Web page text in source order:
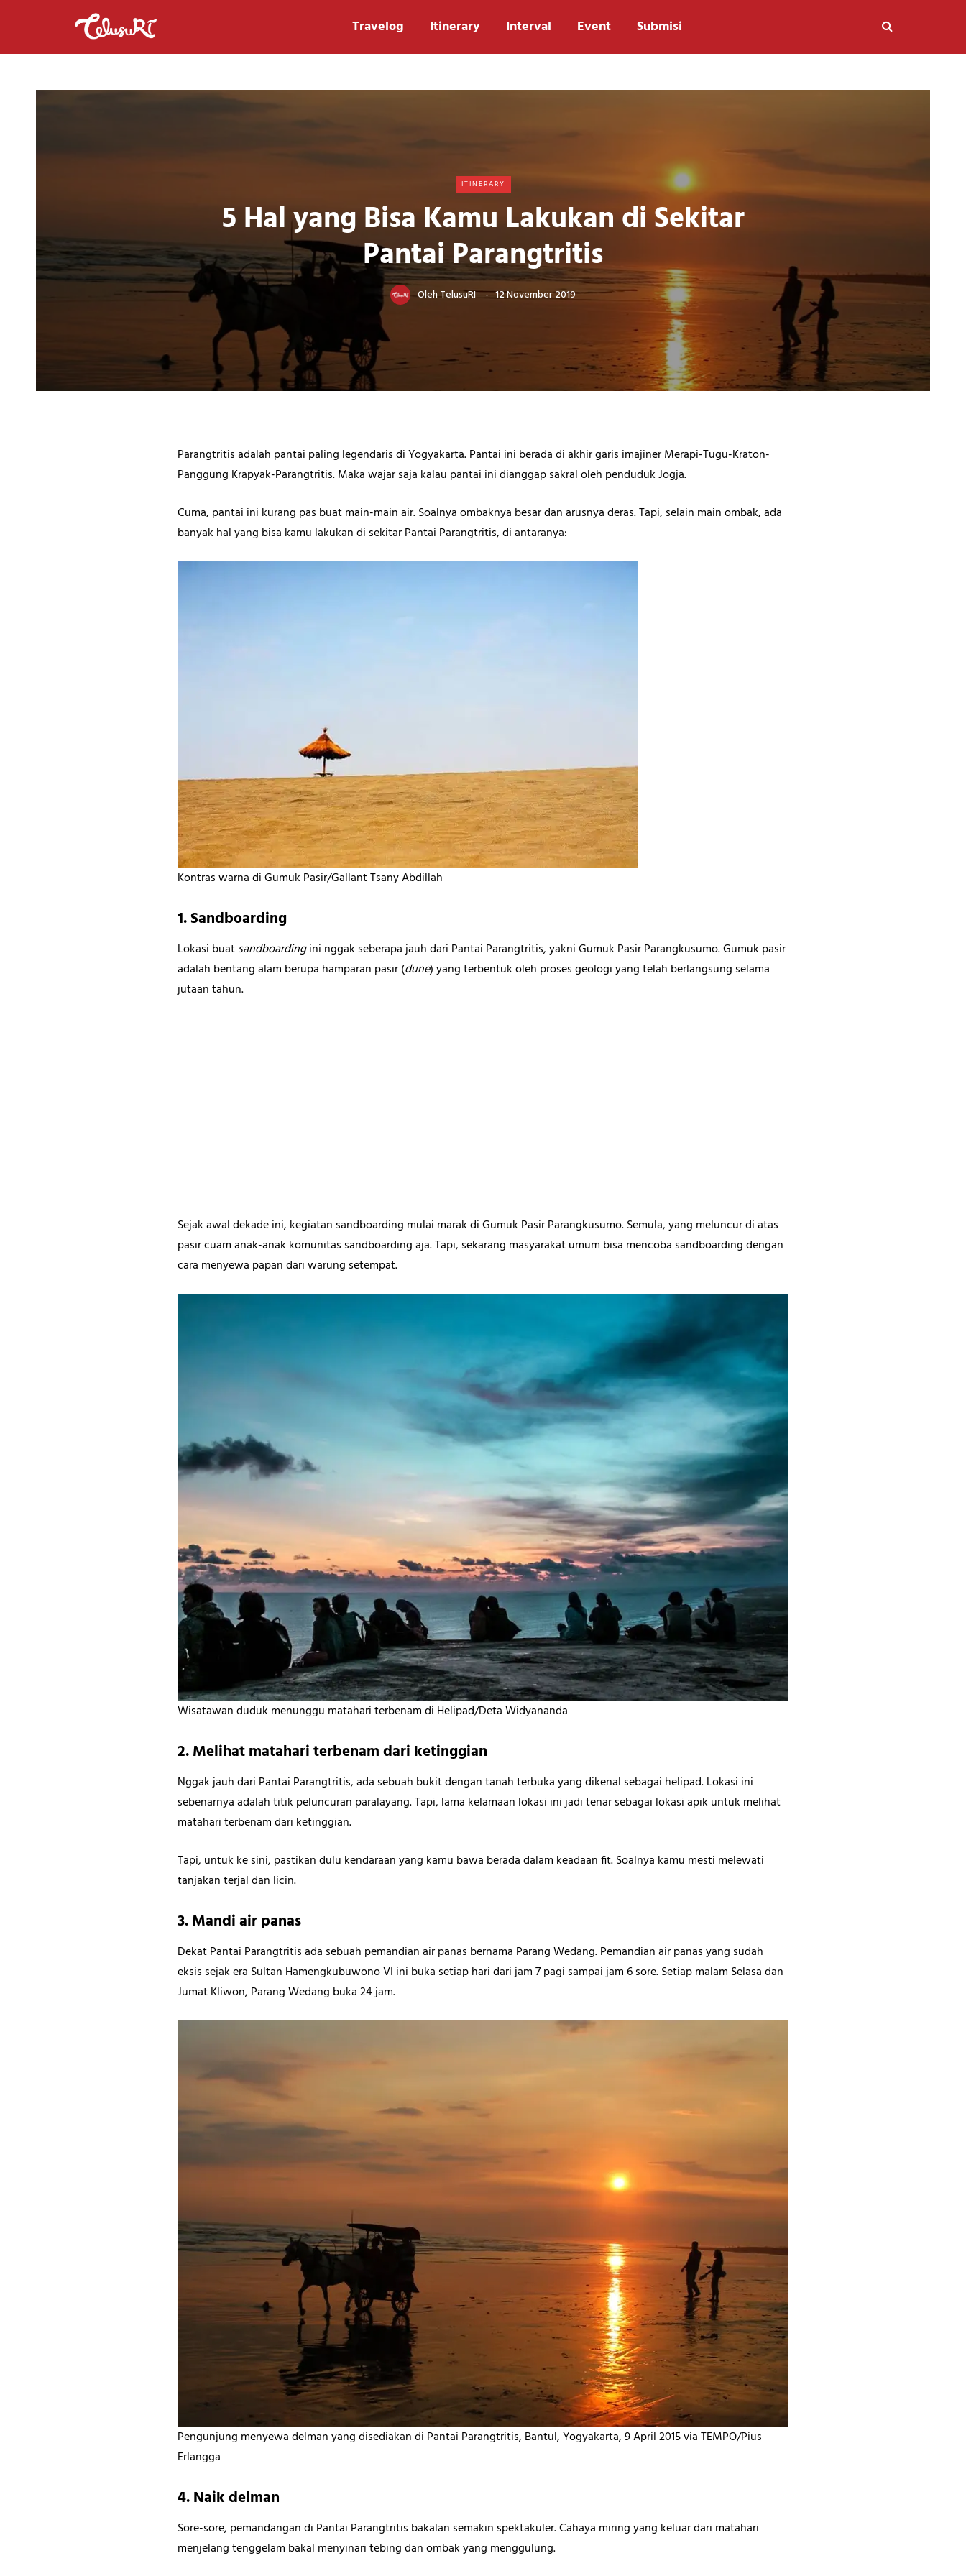
Travelog Itinerary Interval Event Submisi
ITINERARY
5 Hal yang Bisa Kamu Lakukan di Sekitar
Pantai Parangtritis
OlehTelusuRI 12 November 2019
Parangtritis adalah pantai paling legendaris di Yogyakarta. Pantai ini berada di akhir garis imajiner Merapi-Tugu-Kraton-
Panggung Krapyak-Parangtritis. Maka wajar saja kalau pantai ini dianggap sakral oleh penduduk Jogja.
Cuma, pantai ini kurang pas buat main-main air. Soalnya ombaknya besar dan arusnya deras. Tapi, selain main ombak, ada
banyak hal yang bisa kamu lakukan di sekitar Pantai Parangtritis, di antaranya:
Kontras warna di Gumuk Pasir/Gallant Tsany Abdillah
1. Sandboarding
Lokasi buatsandboardingini nggak seberapa jauh dari Pantai Parangtritis, yakni Gumuk Pasir Parangkusumo. Gumuk pasir
adalah bentang alam berupa hamparan pasir (dune) yang terbentuk oleh proses geologi yang telah berlangsung selama
jutaan tahun.
Sejak awal dekade ini, kegiatan sandboarding mulai marak di Gumuk Pasir Parangkusumo. Semula, yang meluncur di atas
pasir cuam anak-anak komunitas sandboarding aja. Tapi, sekarang masyarakat umum bisa mencoba sandboarding dengan
cara menyewa papan dari warung setempat.
Wisatawan duduk menunggu matahari terbenam di Helipad/Deta Widyananda
2. Melihat matahari terbenam dari ketinggian
Nggak jauh dari Pantai Parangtritis, ada sebuah bukit dengan tanah terbuka yang dikenal sebagai helipad. Lokasi ini
sebenarnya adalah titik peluncuran paralayang. Tapi, lama kelamaan lokasi ini jadi tenar sebagai lokasi apik untuk melihat
matahari terbenam dari ketinggian.
Tapi, untuk ke sini, pastikan dulu kendaraan yang kamu bawa berada dalam keadaan fit. Soalnya kamu mesti melewati
tanjakan terjal dan licin.
3. Mandi air panas
Dekat Pantai Parangtritis ada sebuah pemandian air panas bernama Parang Wedang. Pemandian air panas yang sudah
eksis sejak era Sultan Hamengkubuwono VI ini buka setiap hari dari jam 7 pagi sampai jam 6 sore. Setiap malam Selasa dan
Jumat Kliwon, Parang Wedang buka 24 jam.
Pengunjung menyewa delman yang disediakan di Pantai Parangtritis, Bantul, Yogyakarta, 9 April 2015 via TEMPO/Pius
Erlangga
4. Naik delman
Sore-sore, pemandangan di Pantai Parangtritis bakalan semakin spektakuler. Cahaya miring yang keluar dari matahari
menjelang tenggelam bakal menyinari tebing dan ombak yang menggulung.